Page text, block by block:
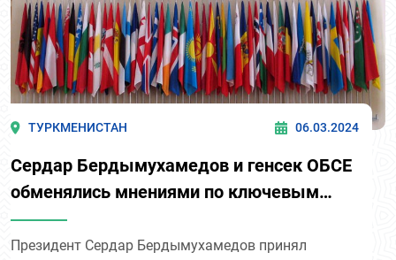
ТУРКМЕНИСТАН 06.03.2024
Сердар Бердымухамедов и генсек ОБСЕ
обменялись мнениями по ключевым
вопросам сотрудничества
Президент Сердар Бердымухамедов принял